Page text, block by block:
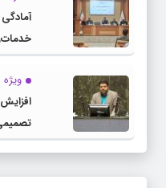
ویژه
قاچاق